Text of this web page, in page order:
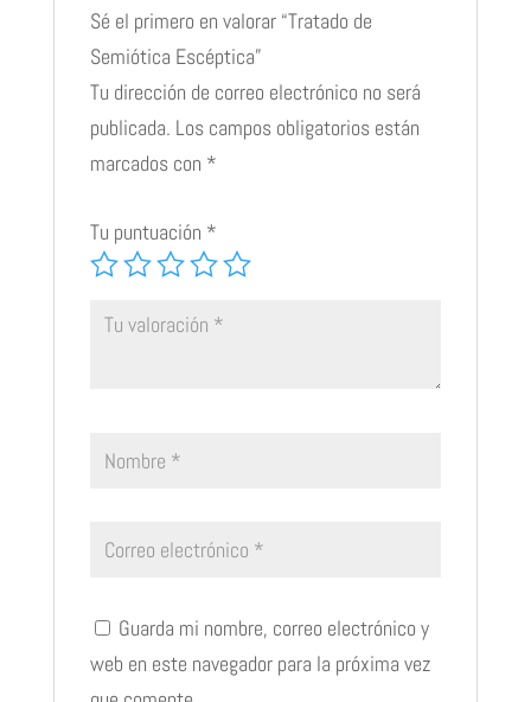
Sé el primero en valorar “Tratado de
Semiótica Escéptica”
Tu dirección de correo electrónico no será
publicada. Los campos obligatorios están
marcados con *
Tu puntuación *
Guarda mi nombre, correo electrónico y
web en este navegador para la próxima vez